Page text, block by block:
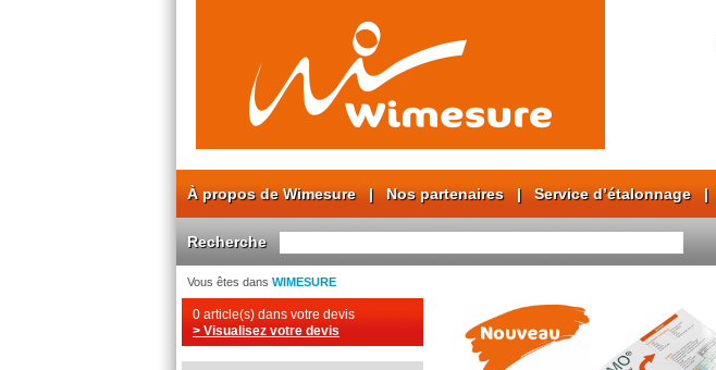
À propos de Wimesure| Nos partenaires| Service d’étalonnage|
Recherche
Vous êtes dans WIMESURE
0 article(s) dans votre devis
> Visualisez votre devis